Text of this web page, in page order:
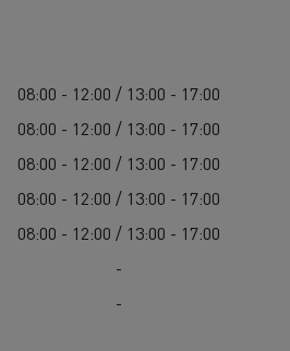
08:00 - 12:00 / 13:00 - 17:00
08:00 - 12:00 / 13:00 - 17:00
08:00 - 12:00 / 13:00 - 17:00
08:00 - 12:00 / 13:00 - 17:00
08:00 - 12:00 / 13:00 - 17:00
-
-